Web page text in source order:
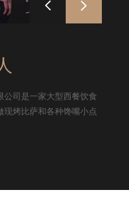
司是一家大型西餐饮食
烤比萨和各种馋嘴小点